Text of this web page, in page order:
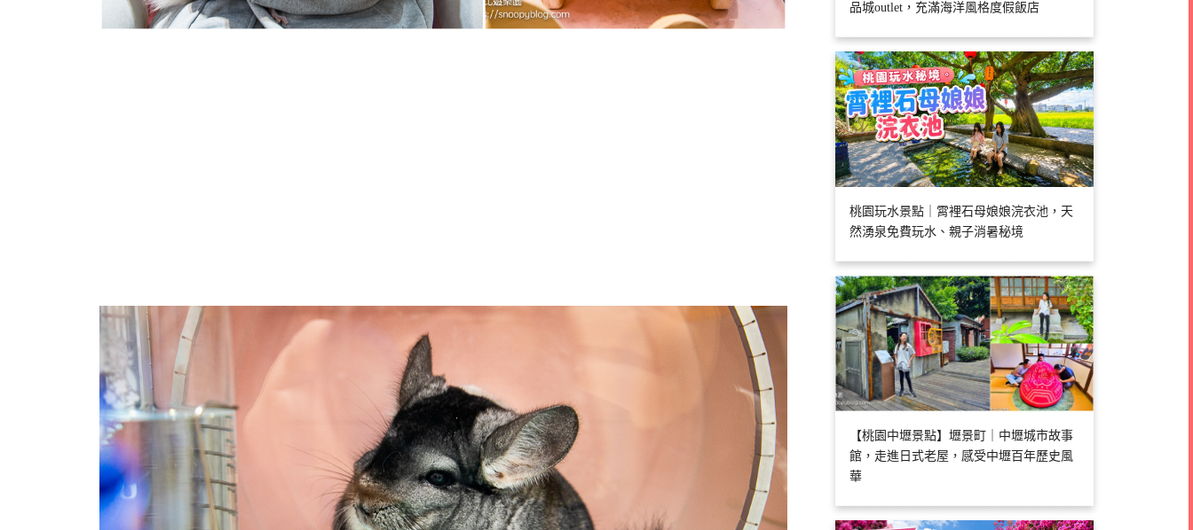
品城outlet，充滿海洋風格度假飯店
桃園玩水景點｜霄裡石母娘娘浣衣池，天
然湧泉免費玩水、親子消暑秘境
【桃園中壢景點】壢景町｜中壢城市故事
館，走進日式老屋，感受中壢百年歷史風
華